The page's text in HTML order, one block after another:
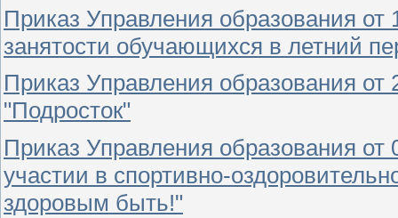
Приказ Управления образования
занятости обучающихся в летний
Приказ Управления образования
"Подросток"
Приказ Управления образования
участии в спортивно-
здоровым быть!"